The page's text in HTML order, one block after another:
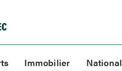
Immobilier National